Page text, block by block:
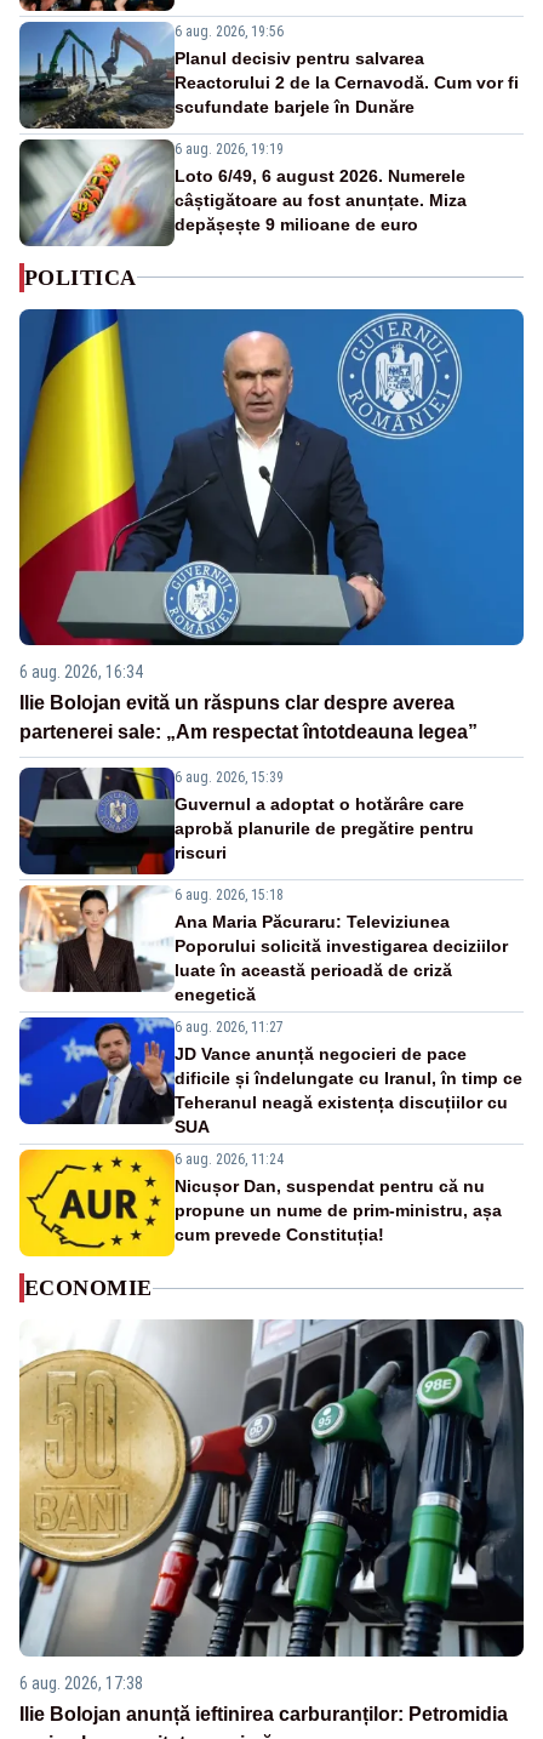
6 aug. 2026, 19:56
Planul decisiv pentru salvarea
Reactorului 2 de la Cernavodă. Cum vor fi
scufundate barjele în Dunăre
6 aug. 2026, 19:19
Loto 6/49, 6 august 2026. Numerele
câștigătoare au fost anunțate. Miza
depășește 9 milioane de euro
POLITICA
6 aug. 2026, 16:34
Ilie Bolojan evită un răspuns clar despre averea
partenerei sale: „Am respectat întotdeauna legea”
6 aug. 2026, 15:39
Guvernul a adoptat o hotărâre care
aprobă planurile de pregătire pentru
riscuri
6 aug. 2026, 15:18
Ana Maria Păcuraru: Televiziunea
Poporului solicită investigarea deciziilor
luate în această perioadă de criză
enegetică
6 aug. 2026, 11:27
JD Vance anunță negocieri de pace
dificile și îndelungate cu Iranul, în timp ce
Teheranul neagă existența discuțiilor cu
SUA
6 aug. 2026, 11:24
Nicușor Dan, suspendat pentru că nu
propune un nume de prim-ministru, așa
cum prevede Constituția!
ECONOMIE
6 aug. 2026, 17:38
Ilie Bolojan anunță ieftinirea carburanților: Petromidia